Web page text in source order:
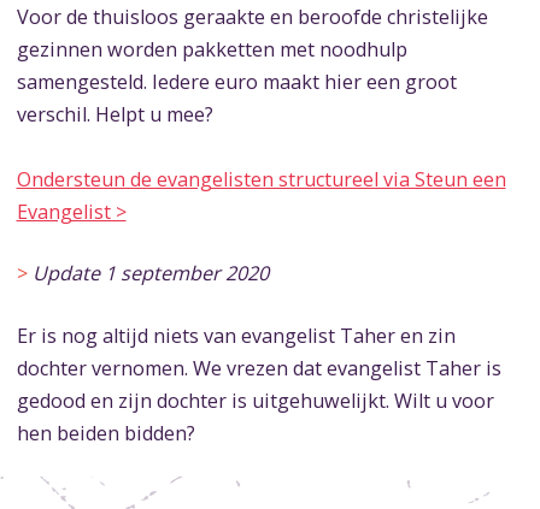
Voor de thuisloos geraakte en beroofde christelijke
gezinnen worden pakketten met noodhulp
samengesteld. Iedere euro maakt hier een groot
verschil. Helpt u mee?
Ondersteun de evangelisten structureel via Steun een
Evangelist >
> Update 1 september 2020
Er is nog altijd niets van evangelist Taher en zin
dochter vernomen. We vrezen dat evangelist Taher is
gedood en zijn dochter is uitgehuwelijkt. Wilt u voor
hen beiden bidden?